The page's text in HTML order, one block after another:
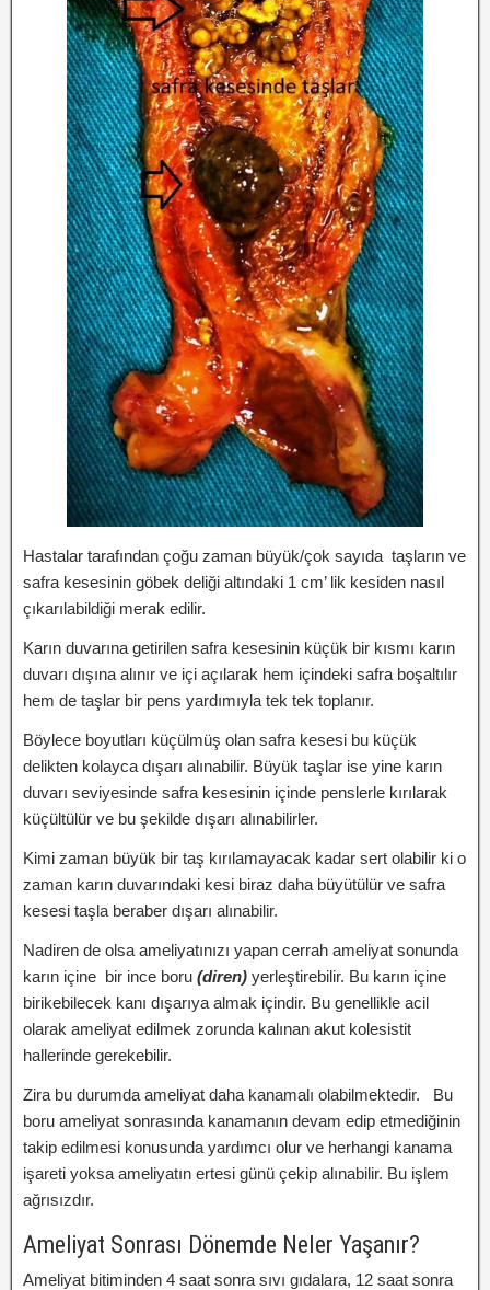
Hastalar tarafından çoğu zaman büyük/çok sayıda taşların ve
safra kesesinin göbek deliği altındaki 1 cm’ lik kesiden nasıl
çıkarılabildiği merak edilir.
Karın duvarına getirilen safra kesesinin küçük bir kısmı karın
duvarı dışına alınır ve içi açılarak hem içindeki safra boşaltılır
hem de taşlar bir pens yardımıyla tek tek toplanır.
Böylece boyutları küçülmüş olan safra kesesi bu küçük
delikten kolayca dışarı alınabilir. Büyük taşlar ise yine karın
duvarı seviyesinde safra kesesinin içinde penslerle kırılarak
küçültülür ve bu şekilde dışarı alınabilirler.
Kimi zaman büyük bir taş kırılamayacak kadar sert olabilir ki o
zaman karın duvarındaki kesi biraz daha büyütülür ve safra
kesesi taşla beraber dışarı alınabilir.
Nadiren de olsa ameliyatınızı yapan cerrah ameliyat sonunda
karın içine bir ince boru (diren) yerleştirebilir. Bu karın içine
birikebilecek kanı dışarıya almak içindir. Bu genellikle acil
olarak ameliyat edilmek zorunda kalınan akut kolesistit
hallerinde gerekebilir.
Zira bu durumda ameliyat daha kanamalı olabilmektedir. Bu
boru ameliyat sonrasında kanamanın devam edip etmediğinin
takip edilmesi konusunda yardımcı olur ve herhangi kanama
işareti yoksa ameliyatın ertesi günü çekip alınabilir. Bu işlem
ağrısızdır.
Ameliyat Sonrası Dönemde Neler Yaşanır?
Ameliyat bitiminden 4 saat sonra sıvı gıdalara, 12 saat sonra